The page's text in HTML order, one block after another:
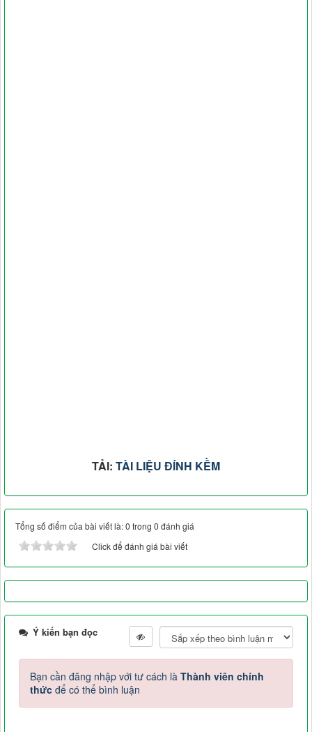
TẢI: TÀI LIỆU ĐÍNH KỀM
Tổng số điểm của bài viết là: 0 trong 0 đánh giá
Click để đánh giá bài viết
Ý kiến bạn đọc
Bạn cần đăng nhập với tư cách là Thành viên chính
thức để có thể bình luận